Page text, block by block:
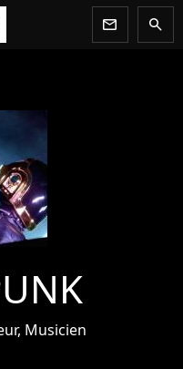
newsletter search
Musicien